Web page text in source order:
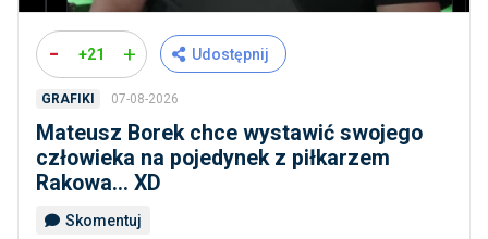
- +21 + Udostępnij
GRAFIKI 07-08-2026
Mateusz Borek chce wystawić swojego
człowieka na pojedynek z piłkarzem
Rakowa... XD
Skomentuj